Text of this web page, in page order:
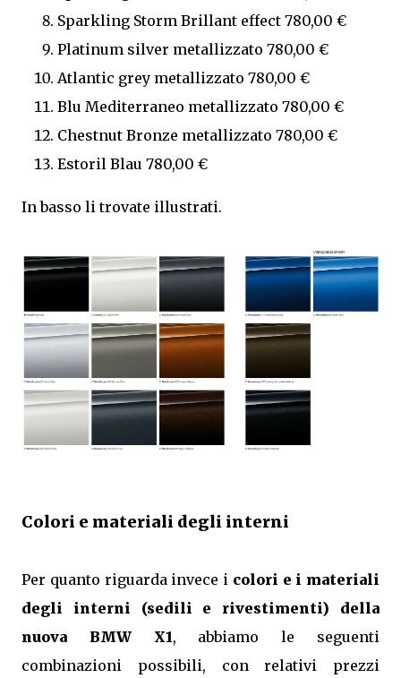
Sparkling Storm Brillant effect 780,00 €
Platinum silver metallizzato 780,00 €
Atlantic grey metallizzato 780,00 €
Blu Mediterraneo metallizzato 780,00 €
Chestnut Bronze metallizzato 780,00 €
Estoril Blau 780,00 €
In basso li trovate illustrati.
Colori e materiali degli interni
Per quanto riguarda invece i colori e i materiali
degli interni (sedili e rivestimenti) della
nuova BMW X1, abbiamo le seguenti
combinazioni possibili, con relativi prezzi